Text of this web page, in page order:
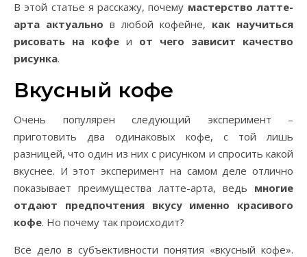
В этой статье я расскажу, почему мастерство латте-
арта актуально в любой кофейне, как научиться
рисовать на кофе и от чего зависит качество
рисунка.
Вкусный кофе
Очень популярен следующий эксперимент –
приготовить два одинаковых кофе, с той лишь
разницей, что один из них с рисунком и спросить какой
вкуснее. И этот эксперимент на самом деле отлично
показывает преимущества латте-арта, ведь многие
отдают предпочтения вкусу именно красивого
кофе. Но почему так происходит?
Всё дело в субъективности понятия «вкусный кофе».